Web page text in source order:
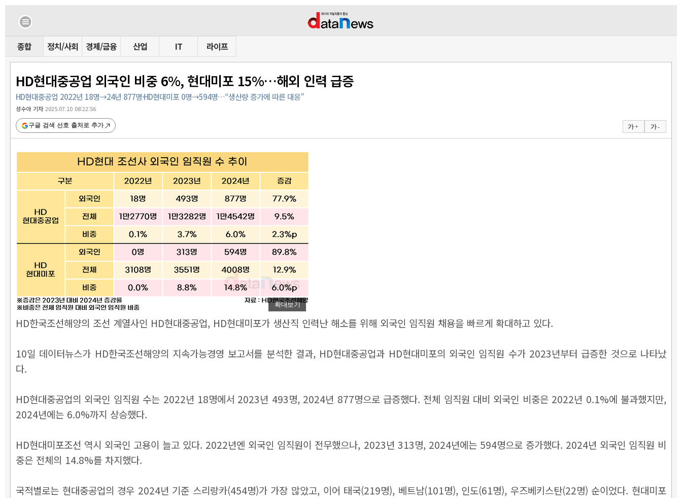
종합 정치/사회 경제/금융 산업 IT 라이프
HD현대중공업 외국인 비중 6%, 현대미포 15%…해외 인력 급증
HD현대중공업 2022년 18명→24년 877명·HD현대미포 0명→594명…“생산량 증가에 따른 대응”
성수아 기자2025.07.10 08:22:56
가 + 가 -
구글 검색 선호 출처로 추가
확대보기
HD한국조선해양의 조선 계열사인 HD현대중공업, HD현대미포가 생산직 인력난 해소를 위해 외국인 임직원 채용을 빠르게 확대하고 있다.
10일 데이터뉴스가 HD한국조선해양의 지속가능경영 보고서를 분석한 결과, HD현대중공업과 HD현대미포의 외국인 임직원 수가 2023년부터 급증한 것으로 나타났
다.
HD현대중공업의 외국인 임직원 수는 2022년 18명에서 2023년 493명, 2024년 877명으로 급증했다. 전체 임직원 대비 외국인 비중은 2022년 0.1%에 불과했지만,
2024년에는 6.0%까지 상승했다.
HD현대미포조선 역시 외국인 고용이 늘고 있다. 2022년엔 외국인 임직원이 전무했으나, 2023년 313명, 2024년에는 594명으로 증가했다. 2024년 외국인 임직원 비
중은 전체의 14.8%를 차지했다.
국적별로는 현대중공업의 경우 2024년 기준 스리랑카(454명)가 가장 많았고, 이어 태국(219명), 베트남(101명), 인도(61명), 우즈베키스탄(22명) 순이었다. 현대미포